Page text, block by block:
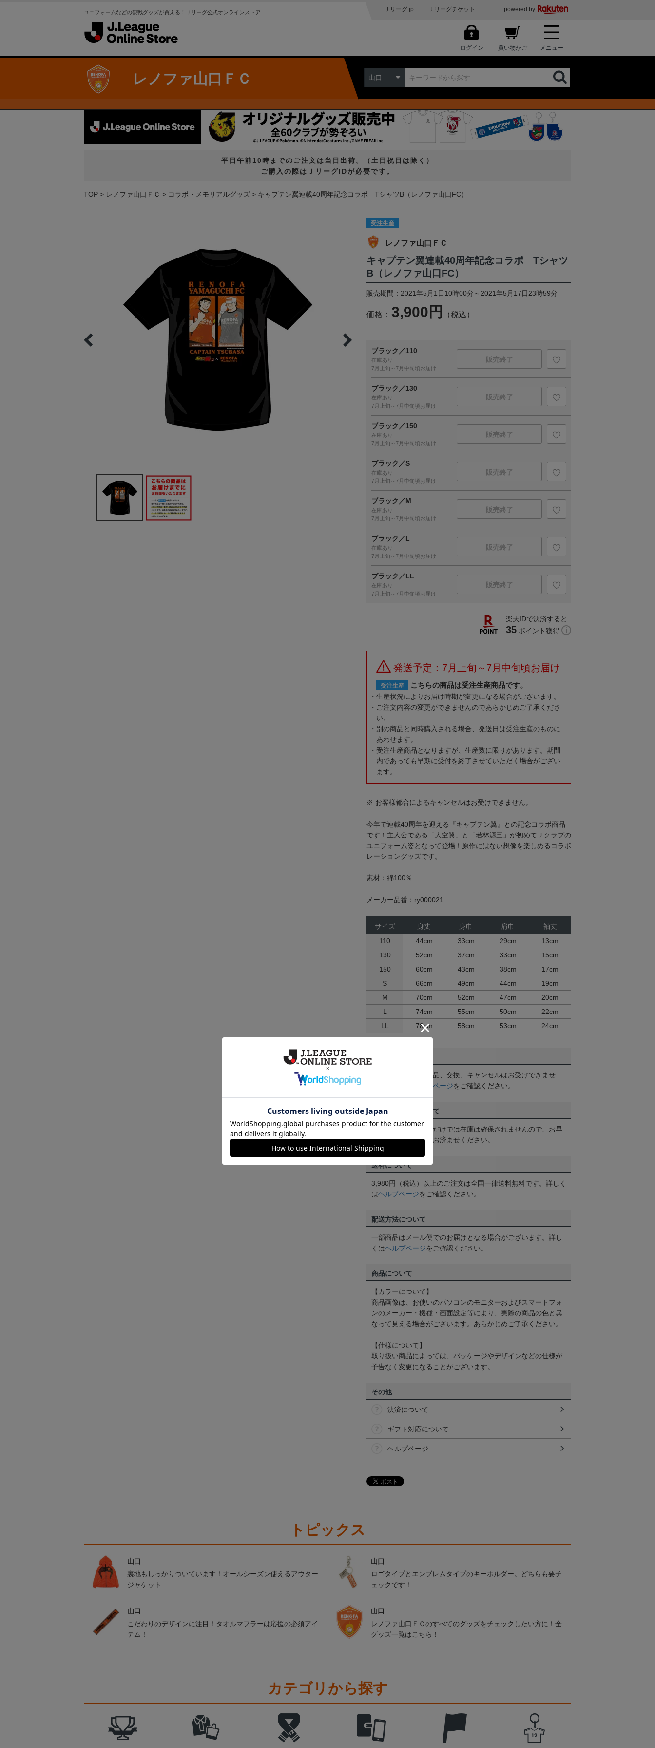
ユニフォームなどの観戦グッズが買える！Ｊリーグ公式オンラインストア Ｊリーグ.jp Ｊリーグチケット powered by
ログイン 買い物かご メニュー
レノファ山口ＦＣ 山口
平日午前10時までのご注文は当日出荷。（土日祝日は除く）
ご購入の際はＪリーグIDが必要です。
TOP レノファ山口ＦＣ コラボ・メモリアルグッズ キャプテン翼連載40周年記念コラボ TシャツB（レノファ山口FC）
受注生産
レノファ山口ＦＣ
キャプテン翼連載40周年記念コラボ Tシャツ
B（レノファ山口FC）
販売期間：2021年5月1日10時00分～2021年5月17日23時59分
価格： 3,900円 （税込）
ブラック／110
在庫あり
7月上旬～7月中旬頃お届け
販売終了
ブラック／130
在庫あり
7月上旬～7月中旬頃お届け
販売終了
ブラック／150
在庫あり
7月上旬～7月中旬頃お届け
販売終了
ブラック／S
在庫あり
7月上旬～7月中旬頃お届け
販売終了
ブラック／M
在庫あり
7月上旬～7月中旬頃お届け
販売終了
ブラック／L
在庫あり
7月上旬～7月中旬頃お届け
販売終了
ブラック／LL
在庫あり
7月上旬～7月中旬頃お届け
販売終了
楽天IDで決済すると
35 ポイント獲得
発送予定：7月上旬～7月中旬頃お届け
受注生産 こちらの商品は受注生産商品です。
生産状況によりお届け時期が変更になる場合がございます。
ご注文内容の変更ができませんのであらかじめご了承くださ
い。
別の商品と同時購入される場合、発送日は受注生産のものに
あわせます。
受注生産商品となりますが、生産数に限りがあります。期間
内であっても早期に受付を終了させていただく場合がござい
ます。
※ お客様都合によるキャンセルはお受けできません。
今年で連載40周年を迎える『キャプテン翼』との記念コラボ商品
です！主人公である「大空翼」と「若林源三」が初めてＪクラブの
ユニフォーム姿となって登場！原作にはない想像を楽しめるコラボ
レーショングッズです。
素材：綿100％
メーカー品番：ry000021
サイズ 身丈 身巾 肩巾
袖丈
110
44cm 33cm 29cm
13cm
130
52cm 37cm 33cm
15cm
150
60cm 43cm 38cm
17cm
S
66cm 49cm 44cm
19cm
M
70cm 52cm 47cm
20cm
L
74cm 55cm 50cm
22cm
LL
78cm 58cm 53cm 24cm
返品・交換について
お客様都合による返品、交換、キャンセルはお受けできませ
ヘルプページをご確認ください。
ご注文の確定について
買い物かごに入れるだけでは在庫は確保されませんので、お早
めにご購入手続きをお済ませください。
送料について
3,980円（税込）以上のご注文は全国一律送料無料です。詳しく
はヘルプページをご確認ください。
配送方法について
一部商品はメール便でのお届けとなる場合がございます。詳し
くはヘルプページをご確認ください。
商品について
【カラーについて】
商品画像は、お使いのパソコンのモニターおよびスマートフォ
ンのメーカー・機種・画面設定等により、実際の商品の色と異
なって見える場合がございます。あらかじめご了承ください。
【仕様について】
取り扱い商品によっては、パッケージやデザインなどの仕様が
予告なく変更になることがございます。
その他
決済について
ギフト対応について
ヘルプページ
トピックス
山口
裏地もしっかりついています！オールシーズン使えるアウター
ジャケット
山口
ロゴタイプとエンブレムタイプのキーホルダー。どちらも要チ
ェックです！
山口
こだわりのデザインに注目！タオルマフラーは応援の必須アイ
テム！
山口
レノファ山口ＦＣのすべてのグッズをチェックしたい方に！全
グッズ一覧はこちら！
カテゴリから探す